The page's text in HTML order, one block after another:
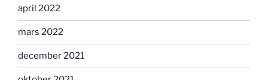
april 2022
mars 2022
december 2021